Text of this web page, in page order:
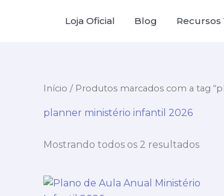
Loja Oficial Blog Recursos
Início / Produtos marcados com a tag
planner ministério infantil 2026
Mostrando todos os 2 resultados